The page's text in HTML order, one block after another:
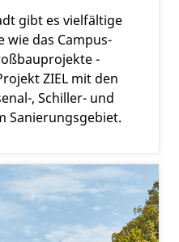
gibt es vielfältige
das Campus-
-
ZIEL mit den
, Schiller- und
Sanierungsgebiet.